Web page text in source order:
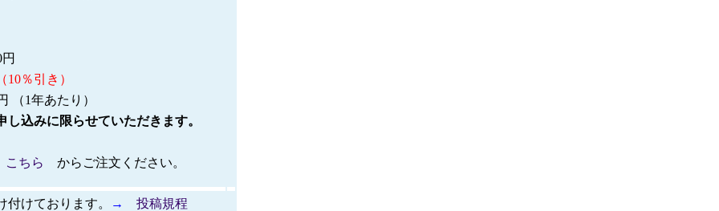
10％引き）
年あたり）
みに限らせていただきます。
こちら からご注文ください。
けております。 → 投稿規程